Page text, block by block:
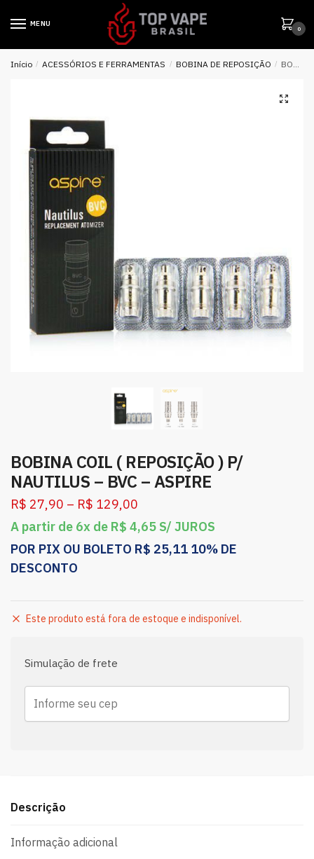
MENU
0
Início / ACESSÓRIOS E FERRAMENTAS / BOBINA DE REPOSIÇÃO / BOBINA COIL ( REPOSIÇÃO ) P/ NAUTILUS – BVC – ASPIRE
BOBINA COIL ( REPOSIÇÃO ) P/
NAUTILUS – BVC – ASPIRE
R$ 27,90 – R$ 129,00
A partir de 6x de R$ 4,65 S/ JUROS
POR PIX OU BOLETO R$ 25,11 10% DE
DESCONTO
Este produto está fora de estoque e indisponível.
Simulação de frete
Descrição
Informação adicional